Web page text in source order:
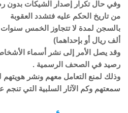
وفي حال تكرار إصدار الشيكات بدون
من تاريخ الحكم عليه فتشدد العقوبة
ألف ريال أو بإحداهما)
وقد يصل الأمر إلى نشر أسماء
رصيد في الصحف الرسمية .
وذلك لمنع التعامل معهم ونشر هويتهم
سمعتهم وكم الآثار السلبية التي